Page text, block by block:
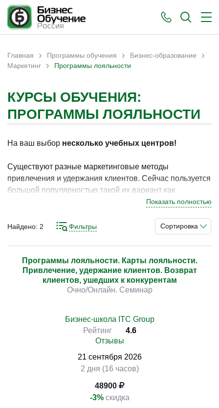
Вы здесь
Главная › Программы обучения › Бизнес-образование ›
Маркетинг › Программы лояльности
КУРСЫ ОБУЧЕНИЯ:
ПРОГРАММЫ ЛОЯЛЬНОСТИ
На ваш выбор несколько учебных центров!
Существуют разные маркетинговые методы
привлечения и удержания клиентов. Сейчас пользуется
большой популярностью такой их вариант как
программы лояльности. Они преимущественно
помощью компания обеспечивает повторные покупки
от этих же покупателей и получает возможность продаж
им дополнительных услуг/товаров, что весьма выгодно
для бизнеса. Качественно изучить эту тему и
разобраться во всех интересующих вас вопросах вы
можете на курсах. На них вас обеспечат тщательной
подобранными теоретическими материалами и
Показать полностью
Сортировка
Найдено: 2 Фильтры
Программы лояльности. Карты лояльности.
Привлечение, удержание клиентов. Возврат
клиентов, ушедших к конкурентам
Очно/Онлайн. Семинар
Бизнес-школа ITC Group
Рейтинг
4.6
Отзывы
21 сентября 2026
2 дня (16 часов)
48900
-3% скидка